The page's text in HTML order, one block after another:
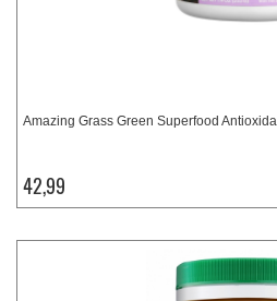
Amazing Grass Green Superfood
42,99